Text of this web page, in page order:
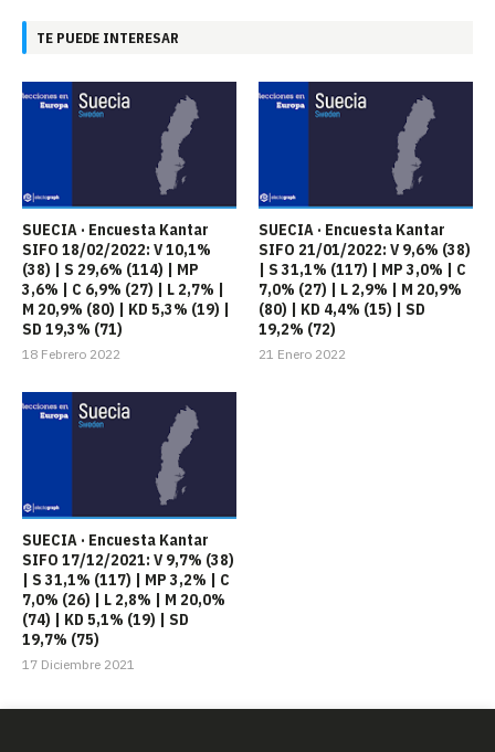
TE PUEDE INTERESAR
SUECIA · Encuesta Kantar
SIFO 18/02/2022: V 10,1%
(38) | S 29,6% (114) | MP
3,6% | C 6,9% (27) | L 2,7% |
M 20,9% (80) | KD 5,3% (19) |
SD 19,3% (71)
18 Febrero 2022
SUECIA · Encuesta Kantar
SIFO 21/01/2022: V 9,6% (38)
| S 31,1% (117) | MP 3,0% | C
7,0% (27) | L 2,9% | M 20,9%
(80) | KD 4,4% (15) | SD
19,2% (72)
21 Enero 2022
SUECIA · Encuesta Kantar
SIFO 17/12/2021: V 9,7% (38)
| S 31,1% (117) | MP 3,2% | C
7,0% (26) | L 2,8% | M 20,0%
(74) | KD 5,1% (19) | SD
19,7% (75)
17 Diciembre 2021